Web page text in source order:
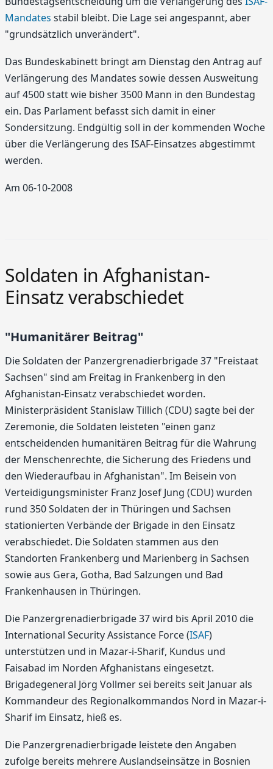
Mandates stabil bleibt. Die Lage sei angespannt, aber
"grundsätzlich unverändert".
Das Bundeskabinett bringt am Dienstag den Antrag auf
Verlängerung des Mandates sowie dessen Ausweitung
auf 4500 statt wie bisher 3500 Mann in den Bundestag
ein. Das Parlament befasst sich damit in einer
Sondersitzung. Endgültig soll in der kommenden Woche
über die Verlängerung des ISAF-Einsatzes abgestimmt
werden.
Am 06-10-2008
Soldaten in Afghanistan-
Einsatz verabschiedet
"Humanitärer Beitrag"
Die Soldaten der Panzergrenadierbrigade 37 "Freistaat
Sachsen" sind am Freitag in Frankenberg in den
Afghanistan-Einsatz verabschiedet worden.
Ministerpräsident Stanislaw Tillich (CDU) sagte bei der
Zeremonie, die Soldaten leisteten "einen ganz
entscheidenden humanitären Beitrag für die Wahrung
der Menschenrechte, die Sicherung des Friedens und
den Wiederaufbau in Afghanistan". Im Beisein von
Verteidigungsminister Franz Josef Jung (CDU) wurden
rund 350 Soldaten der in Thüringen und Sachsen
stationierten Verbände der Brigade in den Einsatz
verabschiedet. Die Soldaten stammen aus den
Standorten Frankenberg und Marienberg in Sachsen
sowie aus Gera, Gotha, Bad Salzungen und Bad
Frankenhausen in Thüringen.
Die Panzergrenadierbrigade 37 wird bis April 2010 die
International Security Assistance Force (ISAF)
unterstützen und in Mazar-i-Sharif, Kundus und
Faisabad im Norden Afghanistans eingesetzt.
Brigadegeneral Jörg Vollmer sei bereits seit Januar als
Kommandeur des Regionalkommandos Nord in Mazar-i-
Sharif im Einsatz, hieß es.
Die Panzergrenadierbrigade leistete den Angaben
zufolge bereits mehrere Auslandseinsätze in Bosnien